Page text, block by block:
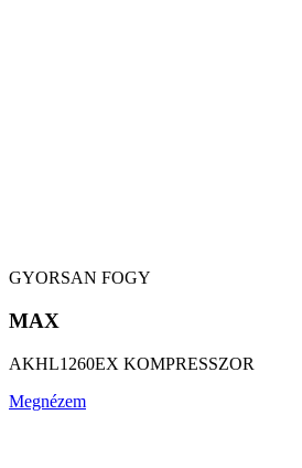
GYORSAN FOGY
MAX
AKHL1260EX KOMPRESSZOR
Megnézem